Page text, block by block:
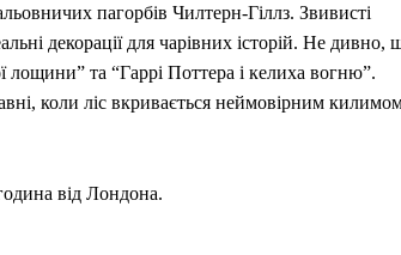
пагорбів Чилтерн-Гіллз. Звивисті
декорації для чарівних історій. Не дивно,
та “Гаррі Поттера і келиха вогню”.
коли ліс вкривається неймовірним
від Лондона.